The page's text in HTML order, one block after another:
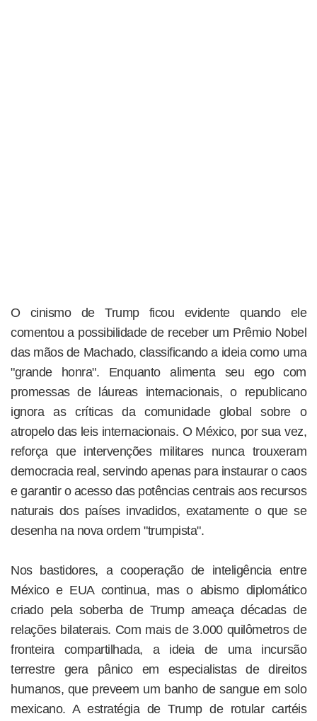
O cinismo de Trump ficou evidente quando ele
comentou a possibilidade de receber um Prêmio Nobel
das mãos de Machado, classificando a ideia como uma
"grande honra". Enquanto alimenta seu ego com
promessas de láureas internacionais, o republicano
ignora as críticas da comunidade global sobre o
atropelo das leis internacionais. O México, por sua vez,
reforça que intervenções militares nunca trouxeram
democracia real, servindo apenas para instaurar o caos
e garantir o acesso das potências centrais aos recursos
naturais dos países invadidos, exatamente o que se
desenha na nova ordem "trumpista".
Nos bastidores, a cooperação de inteligência entre
México e EUA continua, mas o abismo diplomático
criado pela soberba de Trump ameaça décadas de
relações bilaterais. Com mais de 3.000 quilômetros de
fronteira compartilhada, a ideia de uma incursão
terrestre gera pânico em especialistas de direitos
humanos, que preveem um banho de sangue em solo
mexicano. A estratégia de Trump de rotular cartéis